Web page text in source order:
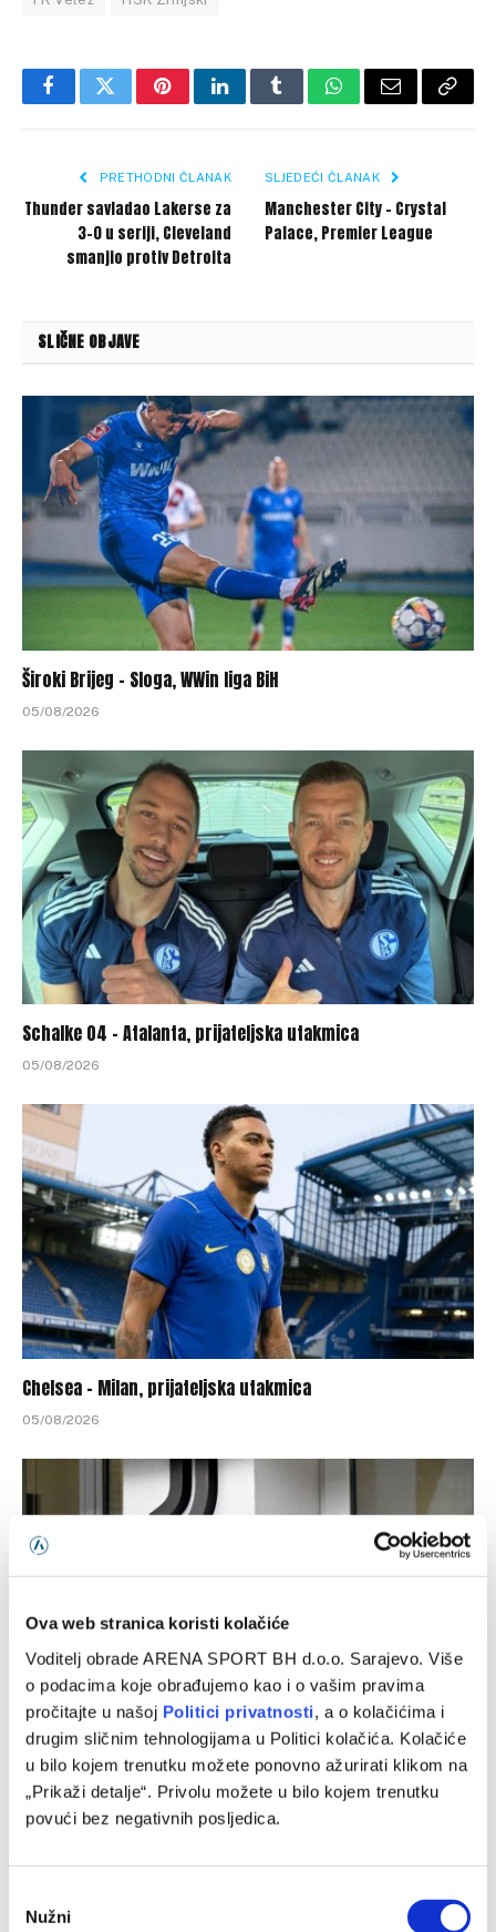
Ova web stranica koristi kolačiće
Voditelj obrade ARENA SPORT BH d.o.o. Sarajevo. Više
o podacima koje obrađujemo kao i o vašim pravima
pročitajte u našoj Politici privatnosti, a o kolačićima i
drugim sličnim tehnologijama u Politici kolačića. Kolačiće
u bilo kojem trenutku možete ponovno ažurirati klikom na
„Prikaži detalje“. Privolu možete u bilo kojem trenutku
povući bez negativnih posljedica.
Selection
Nužni
FacebookTwitterPinterestLinkedInTumblrWhatsApp
Email Copy
PRETHODNI ČLANAK
Thunder savladao Lakerse za
3-0 u seriji, Cleveland
smanjio protiv Detroita
SLJEDEĆI ČLANAK
Manchester City – Crystal
Palace, Premier League
SLIČNE OBJAVE
Široki Brijeg – Sloga, WWin liga BiH
05/08/2026
Schalke 04 – Atalanta, prijateljska utakmica
05/08/2026
Chelsea – Milan, prijateljska utakmica
05/08/2026
Inter – Juventus, prijateljska utakmica
05/08/2026